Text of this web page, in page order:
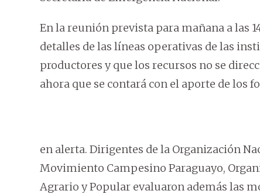
En la reunión prevista para mañana a las
detalles de las líneas operativas de las
productores y que los recursos no se
ahora que se contará con el aporte de los
en alerta. Dirigentes de la Organización
Movimiento Campesino Paraguayo,
Agrario y Popular evaluaron además las